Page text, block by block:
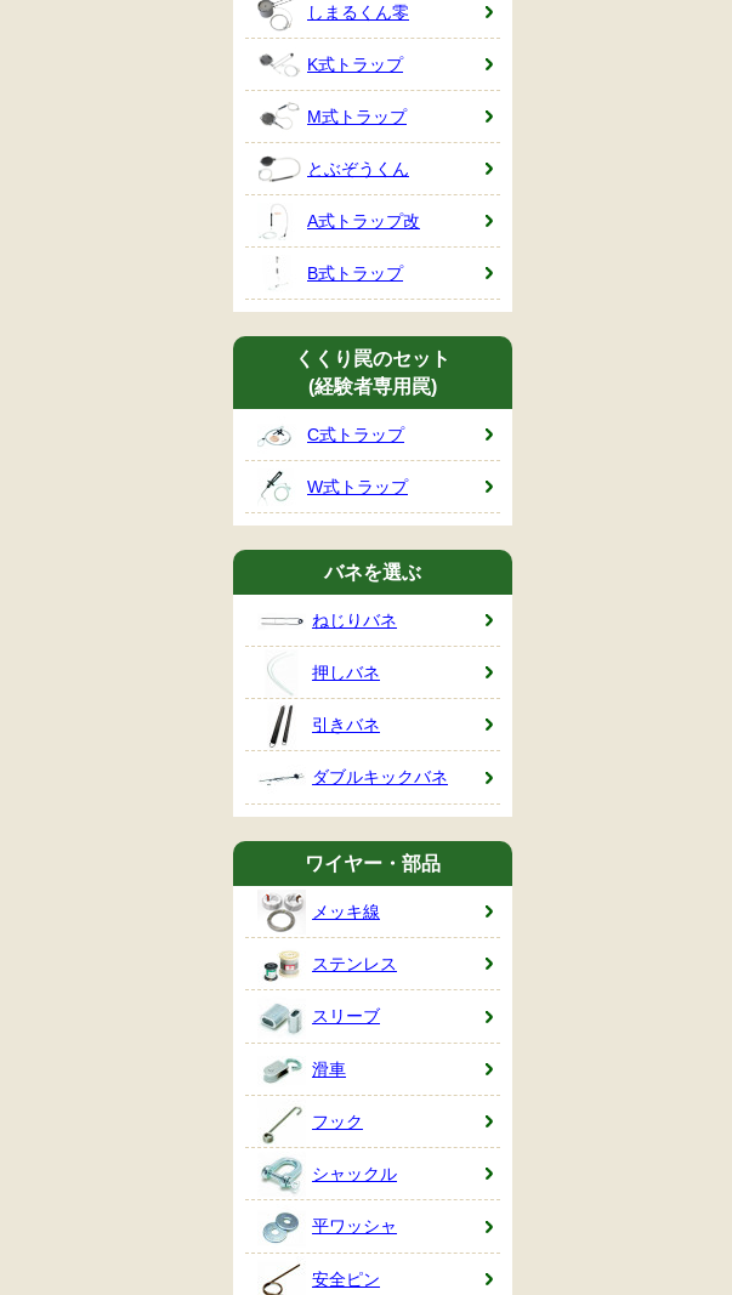
しまるくん零
K式トラップ
M式トラップ
とぶぞうくん
A式トラップ改
B式トラップ
くくり罠のセット
(経験者専用罠)
C式トラップ
W式トラップ
バネを選ぶ
ねじりバネ
押しバネ
引きバネ
ダブルキックバネ
ワイヤー・部品
メッキ線
ステンレス
スリーブ
滑車
フック
シャックル
平ワッシャ
安全ピン